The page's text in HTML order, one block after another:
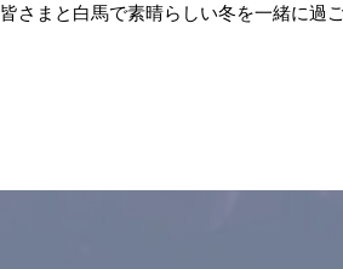
皆さまと白馬で素晴らしい冬を一緒に過